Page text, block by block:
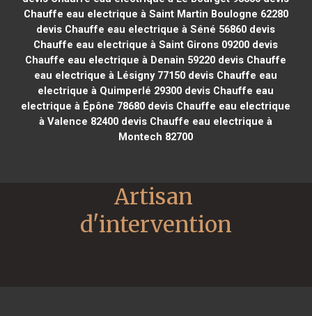
Chauffe eau electrique à Saint Martin Boulogne 62280
devis Chauffe eau electrique à Séné 56860 devis
Chauffe eau electrique à Saint Girons 09200 devis
Chauffe eau electrique à Denain 59220 devis Chauffe
eau electrique à Lésigny 77150 devis Chauffe eau
electrique à Quimperlé 29300 devis Chauffe eau
electrique à Épône 78680 devis Chauffe eau electrique
à Valence 82400 devis Chauffe eau electrique à
Montech 82700
Artisan
d'intervention